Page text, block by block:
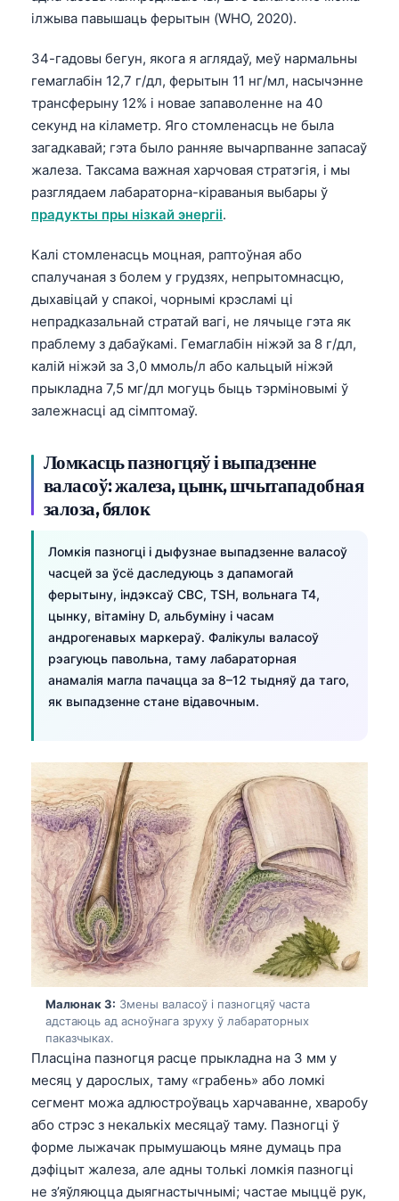
ілжыва павышаць ферытын (WHO, 2020).
34-гадовы бегун, якога я аглядаў, меў нармальны
гемаглабін 12,7 г/дл, ферытын 11 нг/мл, насычэнне
трансферыну 12% і новае запаволенне на 40
секунд на кіламетр. Яго стомленасць не была
загадкавай; гэта было ранняе вычарпванне запасаў
жалеза. Таксама важная харчовая стратэгія, і мы
разглядаем лабараторна-кіраваныя выбары ў
прадукты пры нізкай энергіі.
Калі стомленасць моцная, раптоўная або
спалучаная з болем у грудзях, непрытомнасцю,
дыхавіцай у спакоі, чорнымі крэсламі ці
непрадказальнай стратай вагі, не лячыце гэта як
праблему з дабаўкамі. Гемаглабін ніжэй за 8 г/дл,
калій ніжэй за 3,0 ммоль/л або кальцый ніжэй
прыкладна 7,5 мг/дл могуць быць тэрміновымі ў
залежнасці ад сімптомаў.
Ломкасць пазногцяў і выпадзенне
валасоў: жалеза, цынк, шчытападобная
залоза, бялок
Ломкія пазногці і дыфузнае выпадзенне валасоў
часцей за ўсё даследуюць з дапамогай
ферытыну, індэксаў CBC, TSH, вольнага T4,
цынку, вітаміну D, альбуміну і часам
андрогенавых маркераў. Фалікулы валасоў
рэагуюць павольна, таму лабараторная
анамалія магла пачацца за 8–12 тыдняў да таго,
як выпадзенне стане відавочным.
Малюнак 3: Змены валасоў і пазногцяў часта
адстаюць ад асноўнага зруху ў лабараторных
паказчыках.
Пласціна пазногця расце прыкладна на 3 мм у
месяц у дарослых, таму «грабень» або ломкі
сегмент можа адлюстроўваць харчаванне, хваробу
або стрэс з некалькіх месяцаў таму. Пазногці ў
форме лыжачак прымушаюць мяне думаць пра
дэфіцыт жалеза, але адны толькі ломкія пазногці
не з’яўляюцца дыягнастычнымі; частае мыццё рук,